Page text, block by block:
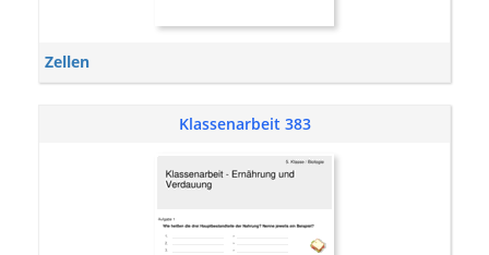
Zellen
Klassenarbeit 383